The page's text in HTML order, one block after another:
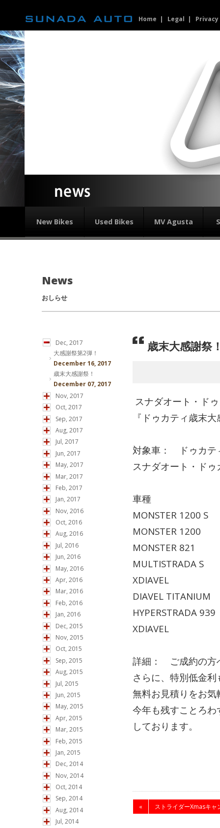
Home Legal
New Bikes Used Bikes MV Agusta
News
おしらせ
Dec, 2017
大感謝祭第2弾！
December 16, 2017
歳末大感謝祭！
December 07, 2017
Nov, 2017
Oct, 2017
Sep, 2017
Aug, 2017
Jul, 2017
Jun, 2017
May, 2017
Mar, 2017
Feb, 2017
Jan, 2017
Nov, 2016
Oct, 2016
Aug, 2016
Jul, 2016
Jun, 2016
May, 2016
Apr, 2016
Mar, 2016
Feb, 2016
Jan, 2016
Dec, 2015
Nov, 2015
Oct, 2015
Sep, 2015
Aug, 2015
Jul, 2015
Jun, 2015
May, 2015
Apr, 2015
Mar, 2015
Feb, 2015
Jan, 2015
Dec, 2014
Nov, 2014
Oct, 2014
Sep, 2014
Aug, 2014
Jul, 2014
歳末大感謝祭
スナダオート・ド
『ドゥカティ歳末
対象車： ドゥカテ
スナダオート・ド
車
DIAVEL
詳細： ご成約の方
さらに、特別低金
無料お見積りをお気
今年も残すことろ
しております。
« ストライダーXmasキャ